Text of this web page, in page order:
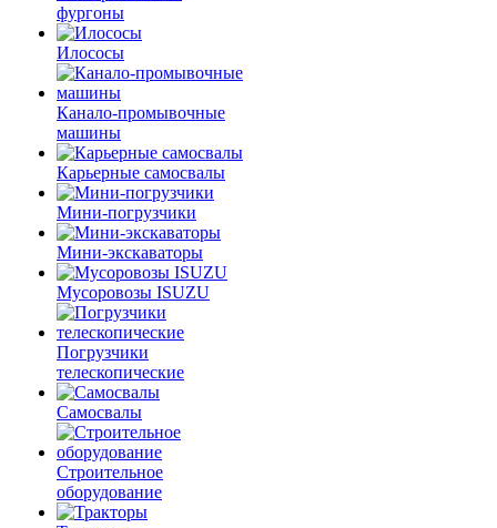
фургоны
Илососы
Канало-промывочные
машины
Карьерные самосвалы
Мини-погрузчики
Мини-экскаваторы
Мусоровозы ISUZU
Погрузчики
телескопические
Самосвалы
Строительное
оборудование